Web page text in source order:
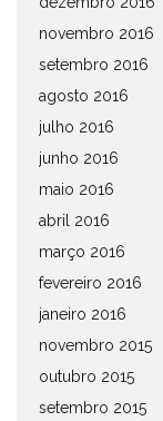
novembro 2016
setembro 2016
agosto 2016
julho 2016
junho 2016
maio 2016
abril 2016
março 2016
fevereiro 2016
janeiro 2016
novembro 2015
outubro 2015
setembro 2015